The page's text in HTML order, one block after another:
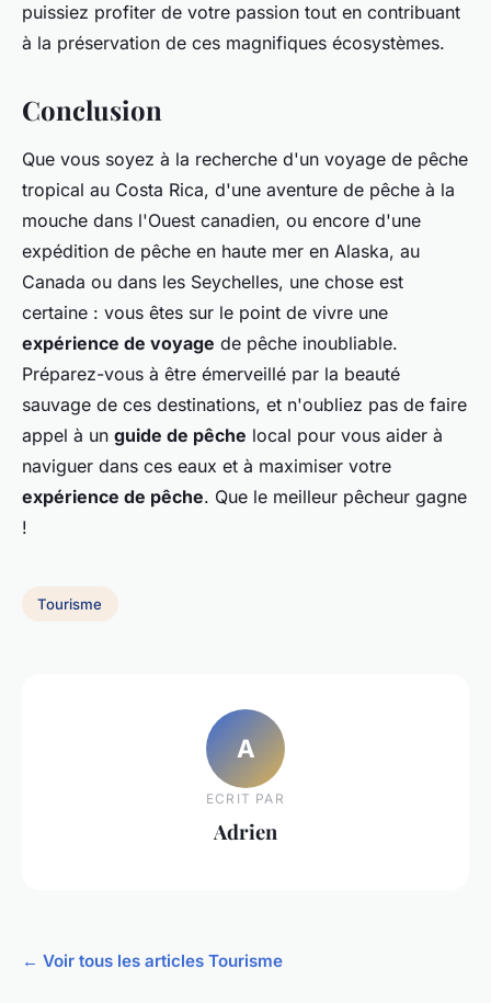
puissiez profiter de votre passion tout en contribuant
à la préservation de ces magnifiques écosystèmes.
Conclusion
Que vous soyez à la recherche d'un voyage de pêche
tropical au Costa Rica, d'une aventure de pêche à la
mouche dans l'Ouest canadien, ou encore d'une
expédition de pêche en haute mer en Alaska, au
Canada ou dans les Seychelles, une chose est
certaine : vous êtes sur le point de vivre une
expérience de voyage de pêche inoubliable.
Préparez-vous à être émerveillé par la beauté
sauvage de ces destinations, et n'oubliez pas de faire
appel à un guide de pêche local pour vous aider à
naviguer dans ces eaux et à maximiser votre
expérience de pêche. Que le meilleur pêcheur gagne
!
Tourisme
A
ECRIT PAR
Adrien
← Voir tous les articles Tourisme